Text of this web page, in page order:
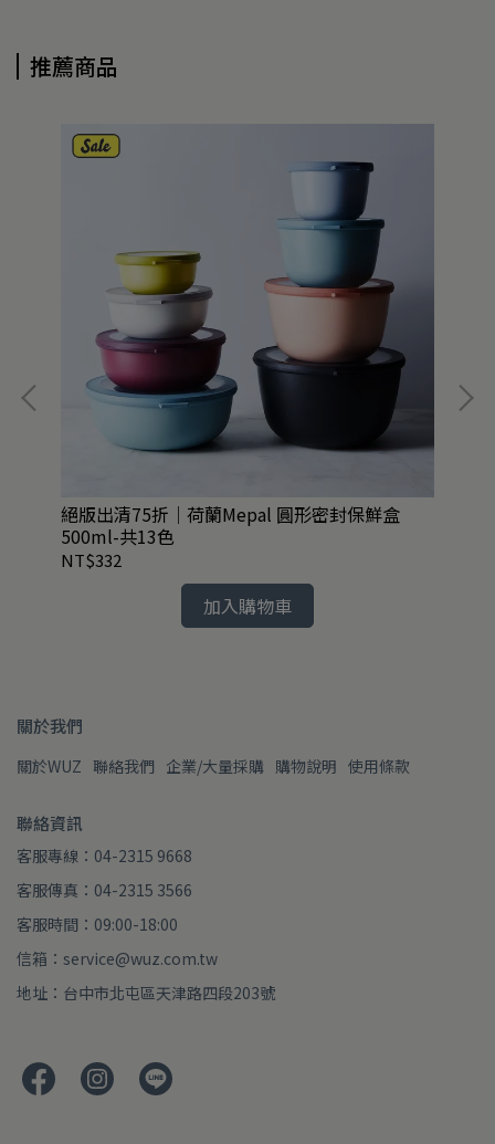
推薦商品
絕版出清75折｜荷蘭Mepal 圓形密封保鮮盒
500ml-共13色
NT$332
加入購物車
關於我們
關於WUZ 聯絡我們 企業/大量採購 購物說明 使用條款
聯絡資訊
客服專線：04-2315 9668
客服傳真：04-2315 3566
客服時間：09:00-18:00
信箱：service@wuz.com.tw
地址：台中市北屯區天津路四段203號